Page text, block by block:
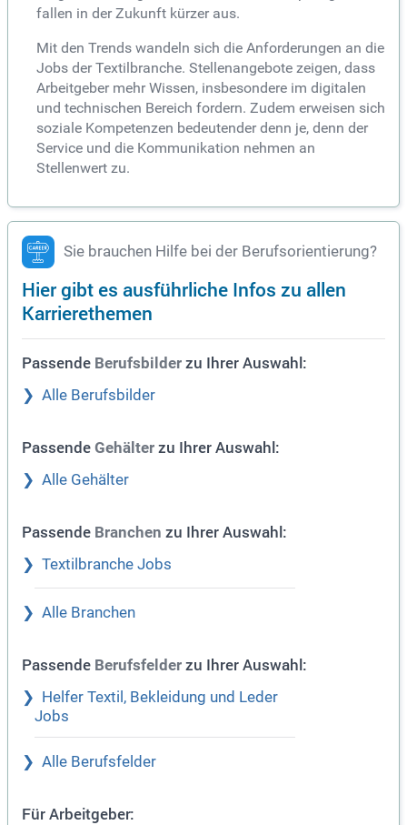
fallen in der Zukunft kürzer aus.
Mit den Trends wandeln sich die Anforderungen an die
Jobs der Textilbranche. Stellenangebote zeigen, dass
Arbeitgeber mehr Wissen, insbesondere im digitalen
und technischen Bereich fordern. Zudem erweisen sich
soziale Kompetenzen bedeutender denn je, denn der
Service und die Kommunikation nehmen an
Stellenwert zu.
Sie brauchen Hilfe bei der Berufsorientierung?
Hier gibt es ausführliche Infos zu allen
Karrierethemen
Passende Berufsbilder zu Ihrer Auswahl:
Alle Berufsbilder
Passende Gehälter zu Ihrer Auswahl:
Alle Gehälter
Passende Branchen zu Ihrer Auswahl:
Textilbranche Jobs
Alle Branchen
Passende Berufsfelder zu Ihrer Auswahl:
Helfer Textil, Bekleidung und Leder
Jobs
Alle Berufsfelder
Für Arbeitgeber: